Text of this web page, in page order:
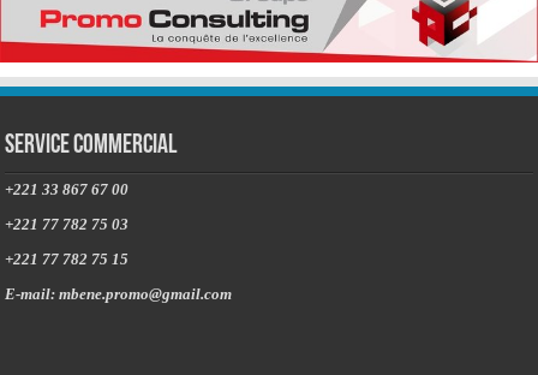
Service commercial
+221 33 867 67 00
+221 77 782 75 03
+221 77 782 75 15
E-mail: mbene.promo@gmail.com